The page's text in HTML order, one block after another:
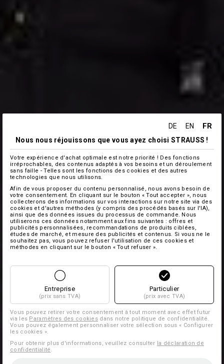
DE EN FR
Nous nous réjouissons que vous ayez choisi STRAUSS !
Votre expérience d'achat optimale est notre priorité ! Des fonctions
irréprochables, des contenus adaptés à vos besoins et un déroulement
sans faille - Telles sont les fonctions des cookies et des autres
technologies que nous utilisons.
Afin de vous proposer du contenu personnalisé, nous avons besoin de
votre consentement. En cliquant sur le bouton « Tout accepter », nous
collecterons des informations sur vos interactions sur notre site via des
cookies et d'autres méthodes (y compris des procédés basés sur l'IA),
ainsi que des données issues du processus de commande. Nous
utiliserons ces données notamment aux fins suivantes : offres et
publicités personnalisées, recommandations de produits ciblées,
études de marché, et mesure des publicités et contenus. Si vous ne le
souhaitez pas, vous pouvez refuser l'utilisation de ces cookies et
méthodes en cliquant sur le bouton « Tout refuser ».
Entreprise
(prix sans TVA)
Particulier
(prix avec TVA)
Vous pouvez retirer votre consentement à tout moment avec effet futur
via les Paramètres des cookies dans notre politique de confidentialité.
Vous pouvez également personnaliser votre sélection sous « Configurer
les cookies ».
Pour obtenir plus d'informations, veuillez consulter la déclaration de
confidentialité